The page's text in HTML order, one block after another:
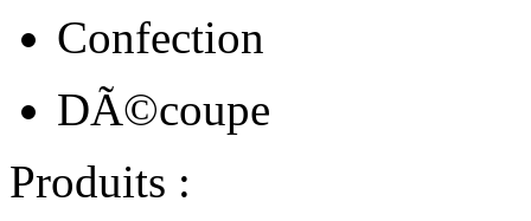
Confection
DÃ©coupe
Produits :